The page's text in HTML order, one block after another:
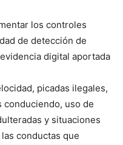
los controles
de detección de
digital aportada
picadas ilegales,
conduciendo, uso de
y situaciones
conductas que